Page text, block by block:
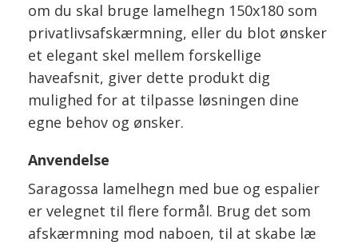
om du skal bruge lamelhegn 150x180 som
privatlivsafskærmning, eller du blot ønsker
et elegant skel mellem forskellige
haveafsnit, giver dette produkt dig
mulighed for at tilpasse løsningen dine
egne behov og ønsker.
Anvendelse
Saragossa lamelhegn med bue og espalier
er velegnet til flere formål. Brug det som
afskærmning mod naboen, til at skabe læ